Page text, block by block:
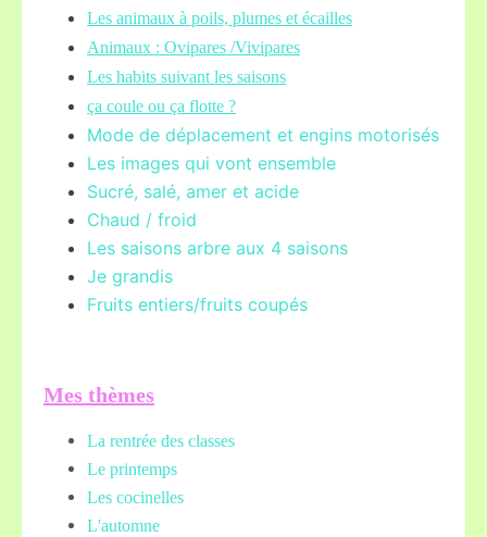
Les animaux à poils, plumes et écailles
Animaux : Ovipares /Vivipares
Les habits suivant les saisons
ça coule ou ça flotte ?
Mode de déplacement et engins motorisés
Les images qui vont ensemble
Sucré, salé, amer et acide
Chaud / froid
Les saisons arbre aux 4 saisons
Je grandis
Fruits entiers/fruits coupés
Mes thèmes
La rentrée des classes
Le printemps
Les cocinelles
L'automne